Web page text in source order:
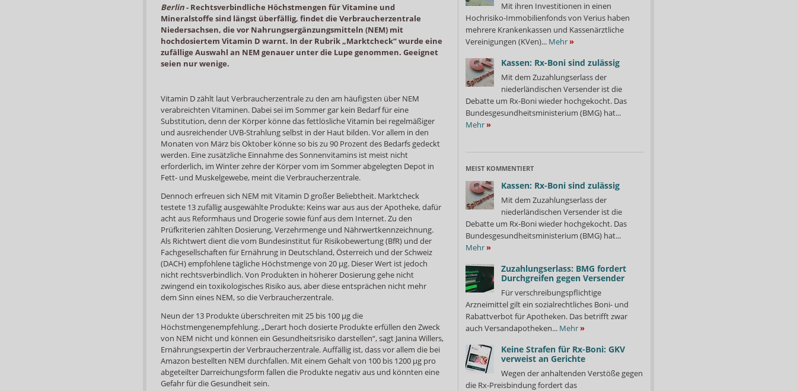
Berlin- Rechtsverbindliche Höchstmengen für Vitamine und
Mineralstoffe sind längst überfällig, findet die Verbraucherzentrale
Niedersachsen, die vor Nahrungsergänzungsmitteln (NEM) mit
hochdosiertem Vitamin D warnt. In der Rubrik „Marktcheck“ wurde eine
zufällige Auswahl an NEM genauer unter die Lupe genommen. Geeignet
seien nur wenige.
Vitamin D zählt laut Verbraucherzentrale zu den am häufigsten über NEM
verabreichten Vitaminen. Dabei sei im Sommer gar kein Bedarf für eine
Substitution, denn der Körper könne das fettlösliche Vitamin bei regelmäßiger
und ausreichender UVB-Strahlung selbst in der Haut bilden. Vor allem in den
Monaten von März bis Oktober könne so bis zu 90 Prozent des Bedarfs gedeckt
werden. Eine zusätzliche Einnahme des Sonnenvitamins ist meist nicht
erforderlich, im Winter zehre der Körper vom im Sommer abgelegten Depot in
Fett- und Muskelgewebe, meint die Verbraucherzentrale.
Dennoch erfreuen sich NEM mit Vitamin D großer Beliebtheit. Marktcheck
testete 13 zufällig ausgewählte Produkte: Keins war aus aus der Apotheke, dafür
acht aus Reformhaus und Drogerie sowie fünf aus dem Internet. Zu den
Prüfkriterien zählten Dosierung, Verzehrmenge und Nährwertkennzeichnung.
Als Richtwert dient die vom Bundesinstitut für Risikobewertung (BfR) und der
Fachgesellschaften für Ernährung in Deutschland, Österreich und der Schweiz
(DACH) empfohlene tägliche Höchstmenge von 20 µg. Dieser Wert ist jedoch
nicht rechtsverbindlich. Von Produkten in höherer Dosierung gehe nicht
zwingend ein toxikologisches Risiko aus, aber diese entsprächen nicht mehr
dem Sinn eines NEM, so die Verbraucherzentrale.
Neun der 13 Produkte überschreiten mit 25 bis 100 µg die
Höchstmengenempfehlung. „Derart hoch dosierte Produkte erfüllen den Zweck
von NEM nicht und können ein Gesundheitsrisiko darstellen“, sagt Janina Willers,
Ernährungsexpertin der Verbraucherzentrale. Auffällig ist, dass vor allem die bei
Amazon bestellten NEM durchfallen. Mit einem Gehalt von 100 bis 1200 µg pro
abgeteilter Darreichungsform fallen die Produkte negativ aus und könnten eine
Gefahr für die Gesundheit sein.
Mit ihren Investitionen in einen
Hochrisiko-Immobilienfonds von Verius haben
mehrere Krankenkassen und Kassenärztliche
Vereinigungen (KVen)... Mehr»
Kassen: Rx-Boni sind zulässig
Mit dem Zuzahlungserlass der
niederländischen Versender ist die
Debatte um Rx-Boni wieder hochgekocht. Das
Bundesgesundheitsministerium (BMG) hat...
Mehr»
MEIST KOMMENTIERT
Kassen: Rx-Boni sind zulässig
Mit dem Zuzahlungserlass der
niederländischen Versender ist die
Debatte um Rx-Boni wieder hochgekocht. Das
Bundesgesundheitsministerium (BMG) hat...
Mehr»
Zuzahlungserlass: BMG fordert
Durchgreifen gegen Versender
Für verschreibungspflichtige
Arzneimittel gilt ein sozialrechtliches Boni- und
Rabattverbot für Apotheken. Das betrifft zwar
auch Versandapotheken... Mehr»
Keine Strafen für Rx-Boni: GKV
verweist an Gerichte
Wegen der anhaltenden Verstöße gegen
die Rx-Preisbindung fordert das